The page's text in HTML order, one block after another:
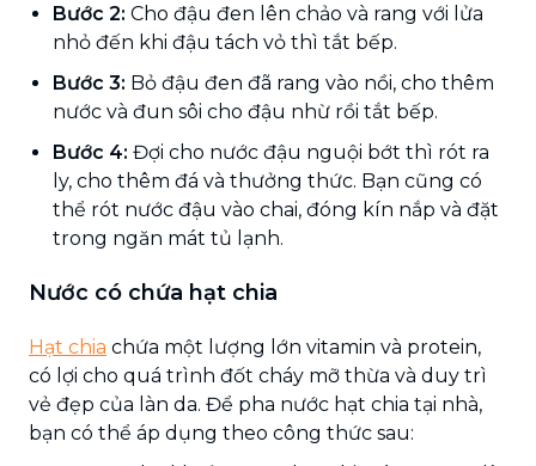
Bước 2: Cho đậu đen lên chảo và rang với lửa
nhỏ đến khi đậu tách vỏ thì tắt bếp.
Bước 3: Bỏ đậu đen đã rang vào nồi, cho thêm
nước và đun sôi cho đậu nhừ rồi tắt bếp.
Bước 4: Đợi cho nước đậu nguội bớt thì rót ra
ly, cho thêm đá và thưởng thức. Bạn cũng có
thể rót nước đậu vào chai, đóng kín nắp và đặt
trong ngăn mát tủ lạnh.
Nước có chứa hạt chia
Hạt chia chứa một lượng lớn vitamin và protein,
có lợi cho quá trình đốt cháy mỡ thừa và duy trì
vẻ đẹp của làn da. Để pha nước hạt chia tại nhà,
bạn có thể áp dụng theo công thức sau: